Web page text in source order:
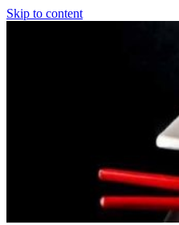
Skip to content